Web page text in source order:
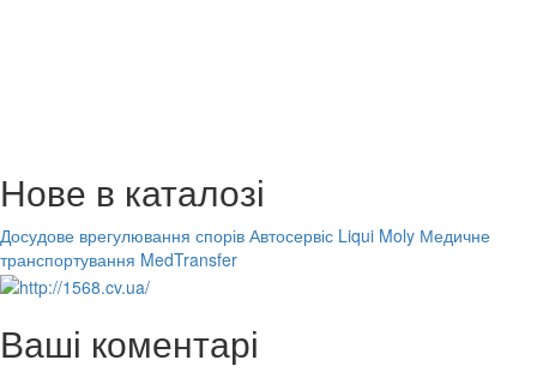
Нове в каталозі
Досудове врегулювання спорів Автосервіс Liqui Moly Медичне
транспортування MedTransfer
Ваші коментарі